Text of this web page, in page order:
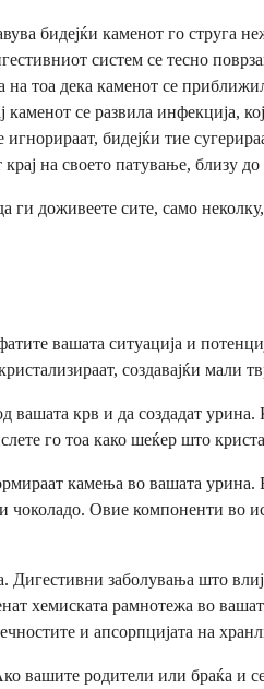
бидејќи каменот го струга
систем се тесно
тоа дека каменот се
се развила инфекција,
бидејќи тие
на своето патување, близу
доживеете сите, само
вашата ситуација и
создавајќи мали
вашата крв и да создадат
го тоа како шеќер што
камења во вашата
чоколадо. Овие компоненти
заболувања што
хемиската рамнотежа во
и апсорпцијата на
вашите родители или браќа и